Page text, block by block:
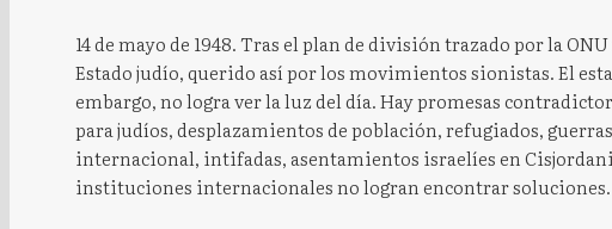
14 de mayo de 1948. Tras el plan de división trazado por la
Estado judío, querido así por los movimientos sionistas. El
embargo, no logra ver la luz del día. Hay promesas
para judíos, desplazamientos de población, refugiados,
internacional, intifadas, asentamientos israelíes en
instituciones internacionales no logran encontrar soluciones.